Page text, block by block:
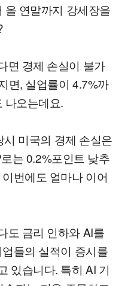
올 연말까지 강세장을
면 경제 손실이 불가
면, 실업률이 4.7%까
나오는데요.
미국의 경제 손실은
는 0.2%포인트 낮추
번에도 얼마나 이어
도 금리 인하와 AI를
들의 실적이 증시를
있습니다. 특히 AI 기